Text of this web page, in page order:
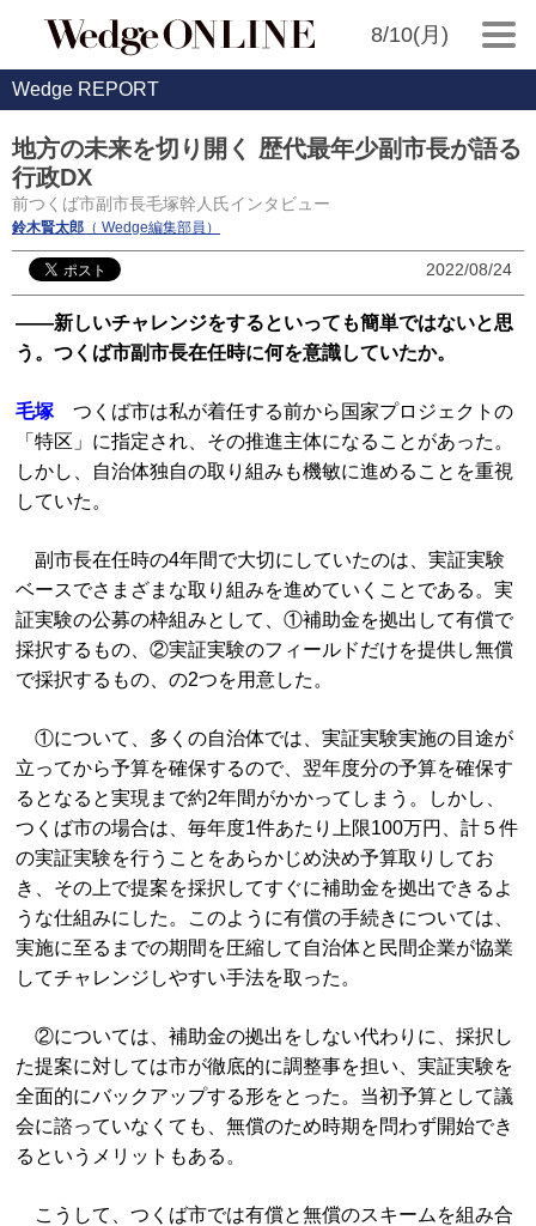
8/10(月)
Wedge REPORT
地方の未来を切り開く 歴代最年少副市長が語る
行政DX
前つくば市副市長毛塚幹人氏インタビュー
鈴木賢太郎 （ Wedge編集部員）
2022/08/24
――新しいチャレンジをするといっても簡単ではないと思
う。つくば市副市長在任時に何を意識していたか。
毛塚つくば市は私が着任する前から国家プロジェクトの
「特区」に指定され、その推進主体になることがあった。
しかし、自治体独自の取り組みも機敏に進めることを重視
していた。
副市長在任時の4年間で大切にしていたのは、実証実験
ベースでさまざまな取り組みを進めていくことである。実
証実験の公募の枠組みとして、①補助金を拠出して有償で
採択するもの、②実証実験のフィールドだけを提供し無償
で採択するもの、の2つを用意した。
①について、多くの自治体では、実証実験実施の目途が
立ってから予算を確保するので、翌年度分の予算を確保す
るとなると実現まで約2年間がかかってしまう。しかし、
つくば市の場合は、毎年度1件あたり上限100万円、計５件
の実証実験を行うことをあらかじめ決め予算取りしてお
き、その上で提案を採択してすぐに補助金を拠出できるよ
うな仕組みにした。このように有償の手続きについては、
実施に至るまでの期間を圧縮して自治体と民間企業が協業
してチャレンジしやすい手法を取った。
②については、補助金の拠出をしない代わりに、採択し
た提案に対しては市が徹底的に調整事を担い、実証実験を
全面的にバックアップする形をとった。当初予算として議
会に諮っていなくても、無償のため時期を問わず開始でき
るというメリットもある。
こうして、つくば市では有償と無償のスキームを組み合